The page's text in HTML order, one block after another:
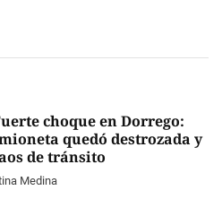
choque en Dorrego:
quedó destrozada y
de tránsito
Medina